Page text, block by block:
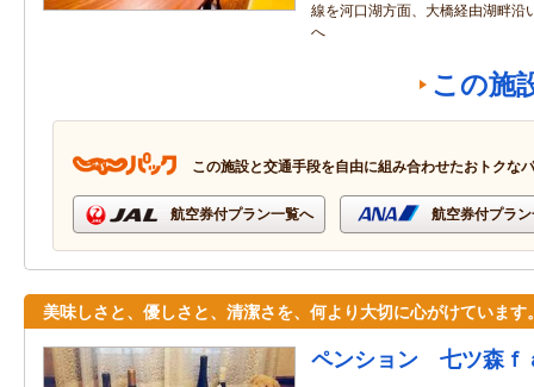
線を河口湖方面、大橋経由湖畔沿
へ
この施
この施設と交通手段を自由に組み合わせたおトクな
航空券付プラン一覧へ 航空券付プラ
美味しさと、優しさと、清潔さを、何より大切に心がけています
ペンション 七ツ森ｆ